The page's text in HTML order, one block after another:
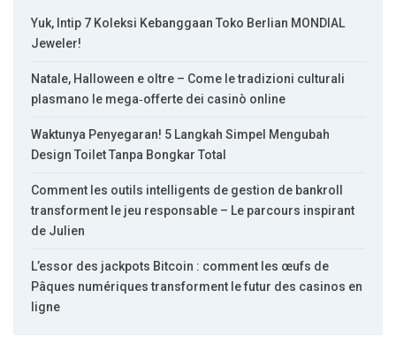
Yuk, Intip 7 Koleksi Kebanggaan Toko Berlian MONDIAL
Jeweler!
Natale, Halloween e oltre – Come le tradizioni culturali
plasmano le mega‑offerte dei casinò online
Waktunya Penyegaran! 5 Langkah Simpel Mengubah
Design Toilet Tanpa Bongkar Total
Comment les outils intelligents de gestion de bankroll
transforment le jeu responsable – Le parcours inspirant
de Julien
L’essor des jackpots Bitcoin : comment les œufs de
Pâques numériques transforment le futur des casinos en
ligne